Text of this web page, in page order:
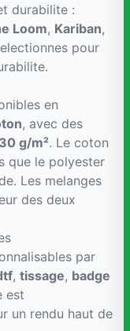
durabilite :
Loom, Kariban,
pour
en
, avec des
g/m². Le coton
que le polyester
Les melanges
des deux
par
, tissage, badge
est
un rendu haut de